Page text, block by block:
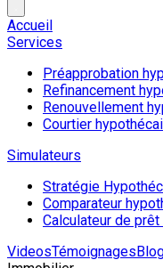
Accueil
Services
Préapprobation
Refinancement
Renouvellement
Courtier
Simulateurs
Stratégie
Comparateur
Calculateur de
VideosTémoignages